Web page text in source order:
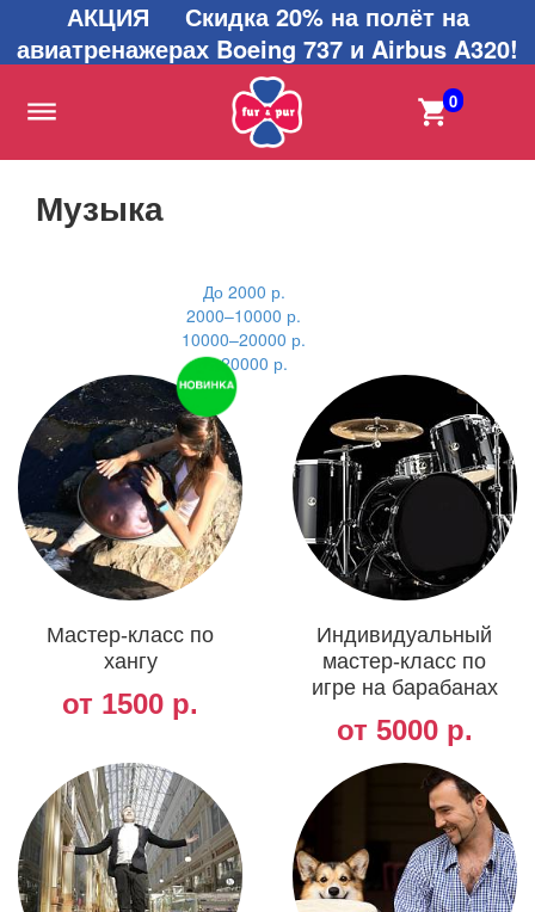
АКЦИЯ Скидка 20% на полёт на
авиатренажерах Boeing 737 и Airbus A320!
0
Музыка
До 2000 р.
2000–10000 р.
10000–20000 р.
от 20000 р.
Мастер-класс по
хангу
от 1500 р.
Индивидуальный
мастер-класс по
игре на барабанах
от 5000 р.